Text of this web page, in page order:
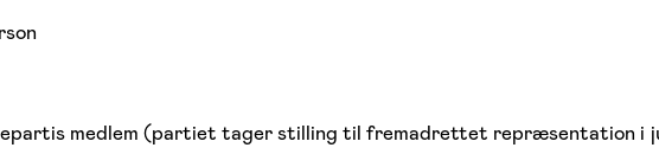
medlem (partiet tager stilling til fremadrettet repræsentation i